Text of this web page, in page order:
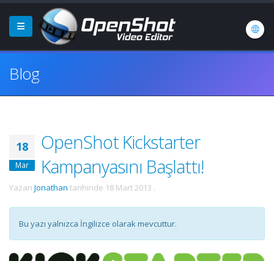
Blog
18
Mar
OpenShot Kickstarter
Kampanyasını Başlattı!
Yazan Jonathan tarihinde 18 Mart 2013 .
Bu yazı yalnızca İngilizce olarak mevcuttur.